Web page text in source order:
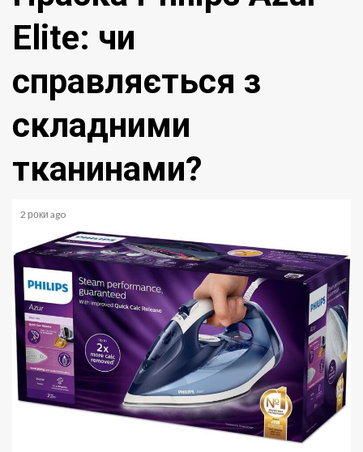
Elite: чи
справляється з
складними
тканинами?
2 роки ago